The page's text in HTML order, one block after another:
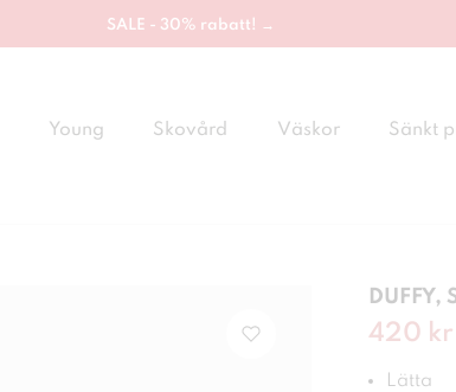
SALE - 30% rabatt! →
Young Skovård Väskor Sänkt
DUFFY,
420 kr
Lätta